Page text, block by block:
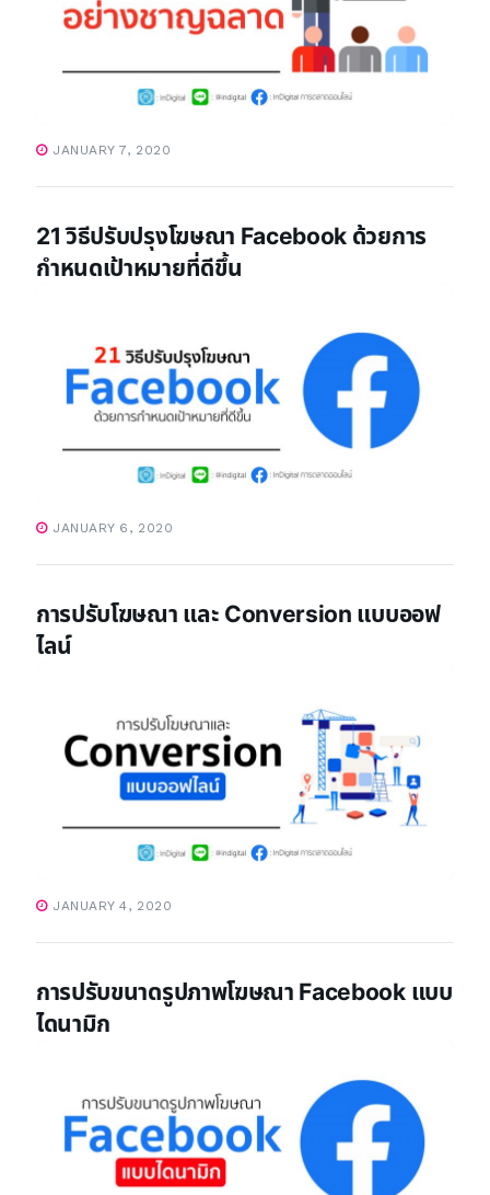
JANUARY 7, 2020
21 วิธีปรับปรุงโฆษณา Facebook ด้วยการ
กำหนดเป้าหมายที่ดีขึ้น
JANUARY 6, 2020
การปรับโฆษณา และ Conversion แบบออฟ
ไลน์
JANUARY 4, 2020
การปรับขนาดรูปภาพโฆษณา Facebook แบบ
ไดนามิก